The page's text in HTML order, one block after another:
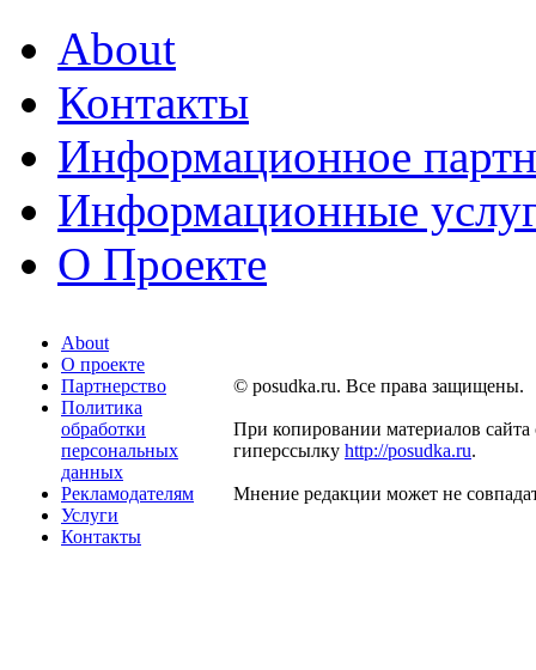
About
Контакты
Информационное
Информационные
О Проекте
About
О проекте
Партнерство
Политика
обработки
персональных
данных
Рекламодателям
Услуги
Контакты
© posudka.ru. Все права защищены.
При копировании материалов сайта
гиперссылку http://posudka.ru.
Мнение редакции может не